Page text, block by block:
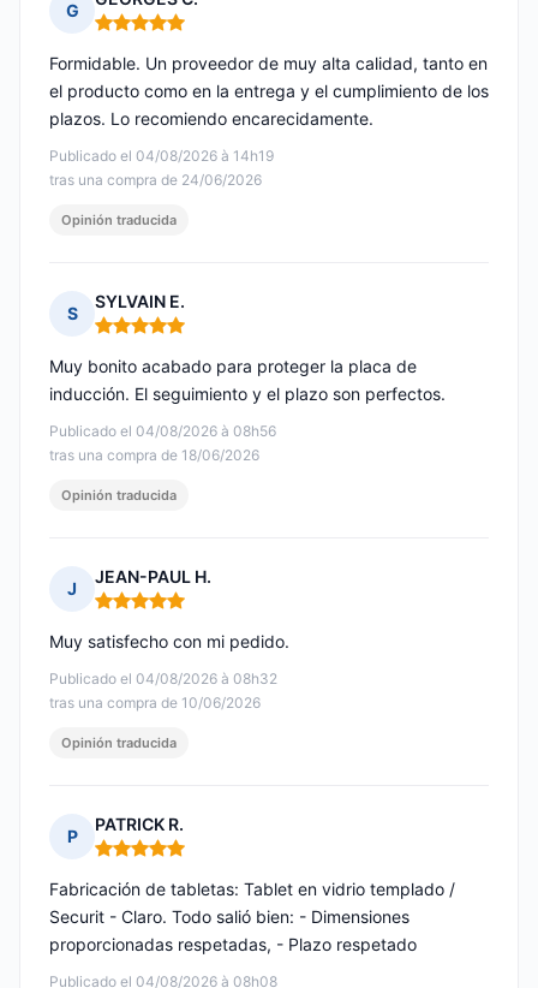
G
Nota: 5 de 5
Publicado el 04/08/2026 à 14h19
tras una compra de 24/06/2026
Formidable. Un proveedor de muy alta calidad, tanto en
el producto como en la entrega y el cumplimiento de los
plazos. Lo recomiendo encarecidamente.
Opinión traducida
S
SYLVAIN E.
Nota: 5 de 5
Publicado el 04/08/2026 à 08h56
tras una compra de 18/06/2026
Muy bonito acabado para proteger la placa de
inducción. El seguimiento y el plazo son perfectos.
Opinión traducida
J
JEAN-PAUL H.
Nota: 5 de 5
Publicado el 04/08/2026 à 08h32
tras una compra de 10/06/2026
Muy satisfecho con mi pedido.
Opinión traducida
P
PATRICK R.
Nota: 5 de 5
Publicado el 04/08/2026 à 08h08
Fabricación de tabletas: Tablet en vidrio templado /
Securit - Claro. Todo salió bien: - Dimensiones
proporcionadas respetadas, - Plazo respetado